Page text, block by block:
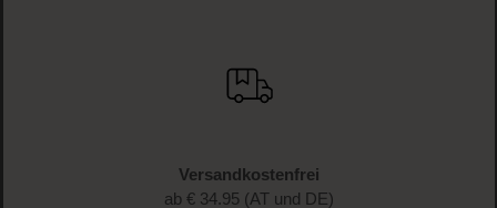
Versandkostenfrei
ab € 34.95 (AT und DE)